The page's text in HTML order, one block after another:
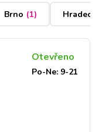
Brno (1) Hradec
Otevřeno
Po-Ne: 9-21